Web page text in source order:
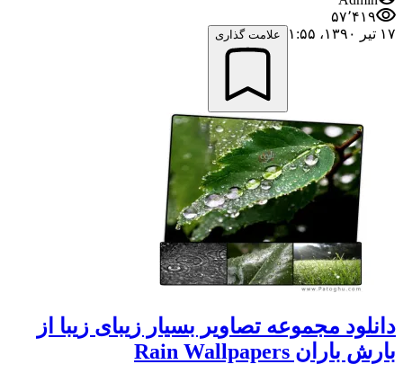
۵۷٬۴۱۹
۱۷ تیر ۱۳۹۰،‏ ۱:۵۵
علامت گذاری
دانلود مجموعه تصاویر بسیار زیبای زیبا از
بارش باران Rain Wallpapers